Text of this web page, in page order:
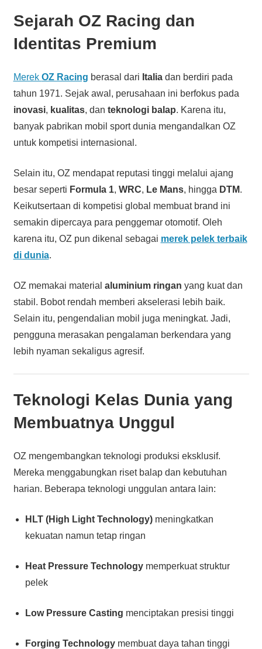
Sejarah OZ Racing dan
Identitas Premium
Merek OZ Racing berasal dari Italiadan berdiri pada
tahun 1971. Sejak awal, perusahaan ini berfokus pada
inovasi, kualitas, dan teknologi balap. Karena itu,
banyak pabrikan mobil sport dunia mengandalkan OZ
untuk kompetisi internasional.
Selain itu, OZ mendapat reputasi tinggi melalui ajang
besar seperti Formula 1, WRC, Le Mans, hingga DTM.
Keikutsertaan di kompetisi global membuat brand ini
semakin dipercaya para penggemar otomotif. Oleh
karena itu, OZ pun dikenal sebagai merek pelek terbaik
di dunia.
OZ memakai material aluminium ringan yang kuat dan
stabil. Bobot rendah memberi akselerasi lebih baik.
Selain itu, pengendalian mobil juga meningkat. Jadi,
pengguna merasakan pengalaman berkendara yang
lebih nyaman sekaligus agresif.
Teknologi Kelas Dunia yang
Membuatnya Unggul
OZ mengembangkan teknologi produksi eksklusif.
Mereka menggabungkan riset balap dan kebutuhan
harian. Beberapa teknologi unggulan antara lain:
HLT (High Light Technology)meningkatkan
kekuatan namun tetap ringan
Heat Pressure Technologymemperkuat struktur
pelek
Low Pressure Casting menciptakan presisi tinggi
Forging Technologymembuat daya tahan tinggi